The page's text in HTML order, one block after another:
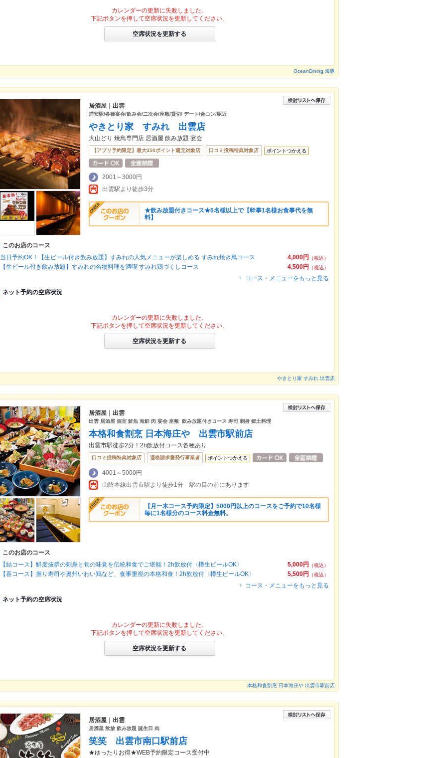
カレンダーの更新に失敗しました。
下記ボタンを押して空席状況を更新してください。
空席状況を更新する
OceanDining 海豚
居酒屋｜出雲
浦安駅/各種宴会/飲み会/二次会/座敷/貸切/ デート/合コン/駅近
やきとり家 すみれ 出雲店
大山どり 焼鳥専門店 居酒屋 飲み放題 宴会
【アプリ予約限定】最大350ポイント還元対象店 口コミ投稿特典対象店 ポイントつかえる
2001～3000円
出雲駅より徒歩3分
★飲み放題付きコース★6名様以上で【幹事1名様お食事代を無
料】
このお店のコース
4,000円
（税込）
当日予約OK！【生ビール付き飲み放題】すみれの人気メニューが楽しめる すみれ焼き鳥コース
4,500円
（税込）
【生ビール付き飲み放題】すみれの名物料理を満喫 すみれ鶏づくしコース
コース・メニューをもっと見る
ネット予約の空席状況
カレンダーの更新に失敗しました。
下記ボタンを押して空席状況を更新してください。
空席状況を更新する
やきとり家 すみれ 出雲店
居酒屋｜出雲
出雲 居酒屋 個室 鮮魚 海鮮 肉 宴会 座敷 飲み放題付きコース 寿司 刺身 郷土料理
本格和食割烹 日本海庄や 出雲市駅前店
出雲市駅徒歩2分！2h飲放付コース各種あり
口コミ投稿特典対象店 適格請求書発行事業者 ポイントつかえる
4001～5000円
山陰本線出雲市駅より徒歩1分 駅の目の前にあります
【月ー木コース予約限定】5000円以上のコースをご予約で10名様
毎に1名様分のコース料金無料。
このお店のコース
5,000円
（税込）
【結コース】鮮度抜群の刺身と旬の味覚を伝統和食でご堪能！2h飲放付〈樽生ビールOK〉
5,500円
（税込）
【喜コース】握り寿司や奥州いわい鶏など、食事重視の本格和食！2h飲放付〈樽生ビールOK〉
コース・メニューをもっと見る
ネット予約の空席状況
カレンダーの更新に失敗しました。
下記ボタンを押して空席状況を更新してください。
空席状況を更新する
本格和食割烹 日本海庄や 出雲市駅前店
居酒屋｜出雲
居酒屋 飲放 飲み放題 誕生日 肉
笑笑 出雲市南口駅前店
★ゆったりお得★WEB予約限定コース受付中